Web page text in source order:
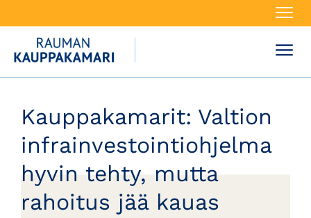
Kauppakamarit: Valtion
infrainvestointiohjelma
hyvin tehty, mutta
rahoitus jää kauas